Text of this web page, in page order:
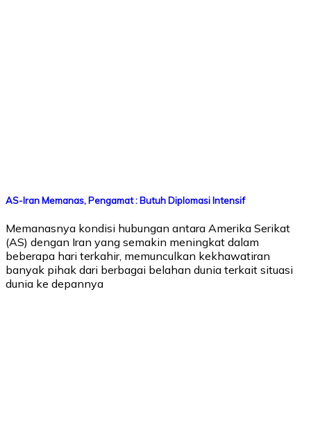
AS-Iran Memanas, Pengamat : Butuh Diplomasi Intensif
Memanasnya kondisi hubungan antara Amerika Serikat
(AS) dengan Iran yang semakin meningkat dalam
beberapa hari terkahir, memunculkan kekhawatiran
banyak pihak dari berbagai belahan dunia terkait situasi
dunia ke depannya